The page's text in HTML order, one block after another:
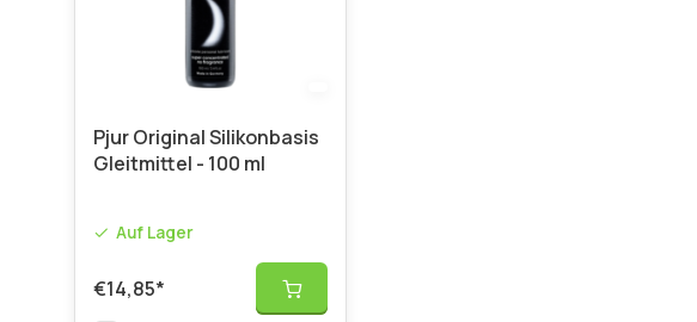
Pjur Original Silikonbasis
Gleitmittel - 100 ml
Auf Lager
€14,85*